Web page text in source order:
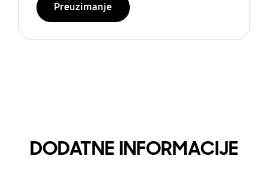
Preuzimanje
DODATNE INFORMACIJE